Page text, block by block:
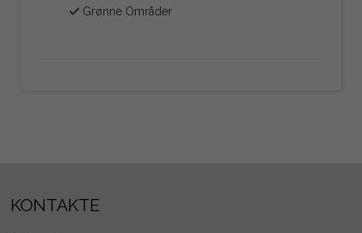
Grønne Områder
KONTAKTE